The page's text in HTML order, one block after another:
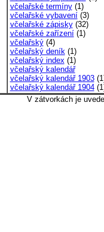
včelařské termíny(1)
včelařské vybavení(3)
včelařské zápisky(32)
včelařské zařízení(1)
včelařský(4)
včelařský deník(1)
včelařský index(1)
včelařský kalendář
včelařský kalendář 1903
včelařský kalendář 1904
V zátvorkách je